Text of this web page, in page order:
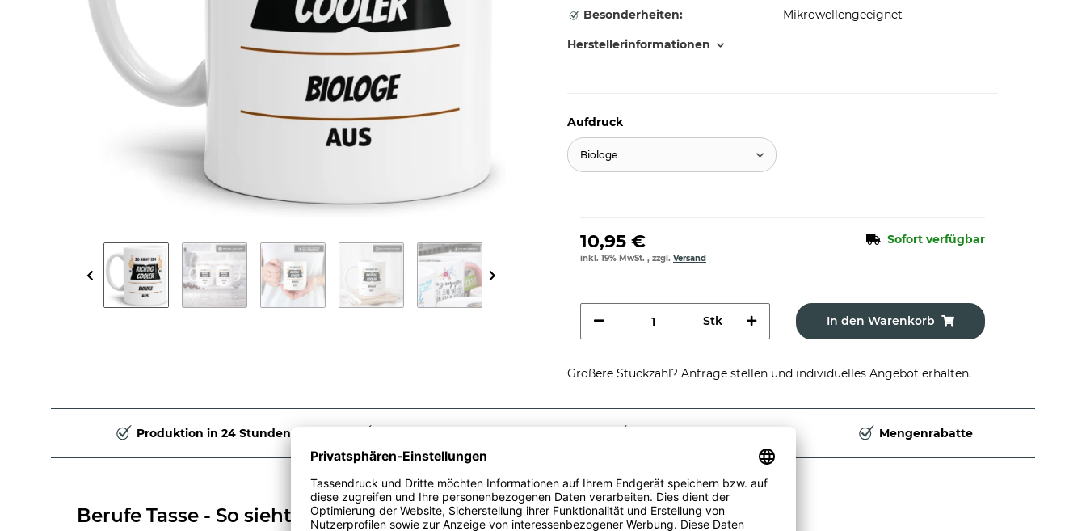
Besonderheiten:
Mikrowellengeeignet
Herstellerinformationen
Aufdruck
Biologe
10,95 € Sofort verfügbar
inkl. 19% MwSt. , zzgl. Versand
Stk In den Warenkorb
Größere Stückzahl? Anfrage stellen und individuelles Angebot erhalten.
Produktion in 24 Stunden Mengenrabatte
Berufe Tasse - So sieht ein richtig cooler
Passende Verpackungen